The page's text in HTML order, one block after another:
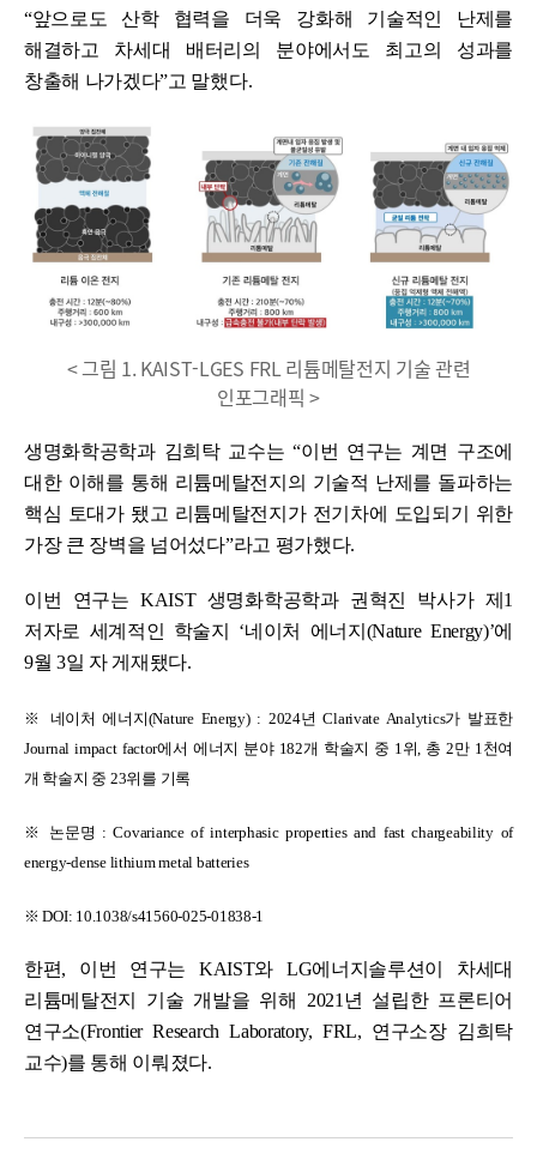
“앞으로도 산학 협력을 더욱 강화해 기술적인 난제를
해결하고 차세대 배터리의 분야에서도 최고의 성과를
창출해 나가겠다”고 말했다.
< 그림 1. KAIST-LGES FRL 리튬메탈전지 기술 관련
인포그래픽 >
생명화학공학과 김희탁 교수는 “이번 연구는 계면 구조에
대한 이해를 통해 리튬메탈전지의 기술적 난제를 돌파하는
핵심 토대가 됐고 리튬메탈전지가 전기차에 도입되기 위한
가장 큰 장벽을 넘어섰다”라고 평가했다.
이번 연구는 KAIST 생명화학공학과 권혁진 박사가 제1
저자로 세계적인 학술지 ‘네이처 에너지(Nature Energy)’에
9월 3일 자 게재됐다.
※ 네이처 에너지(Nature Energy) : 2024년 Clarivate Analytics가 발표한
Journal impact factor에서 에너지 분야 182개 학술지 중 1위, 총 2만 1천여
개 학술지 중 23위를 기록
※ 논문명 : Covariance of interphasic properties and fast chargeability of
energy-dense lithium metal batteries
※ DOI: 10.1038/s41560-025-01838-1
한편, 이번 연구는 KAIST와 LG에너지솔루션이 차세대
리튬메탈전지 기술 개발을 위해 2021년 설립한 프론티어
연구소(Frontier Research Laboratory, FRL, 연구소장 김희탁
교수)를 통해 이뤄졌다.